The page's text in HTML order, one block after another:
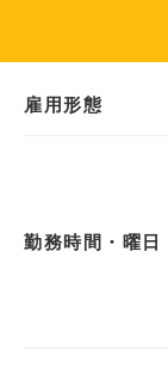
雇用形態
勤務時間・曜日